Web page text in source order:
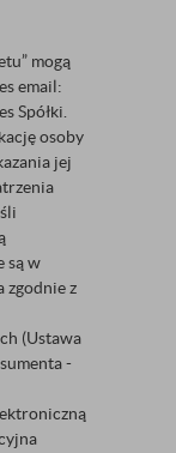
mogą
email:
Spółki.
osoby
jej
są w
zgodnie z
(Ustawa
-